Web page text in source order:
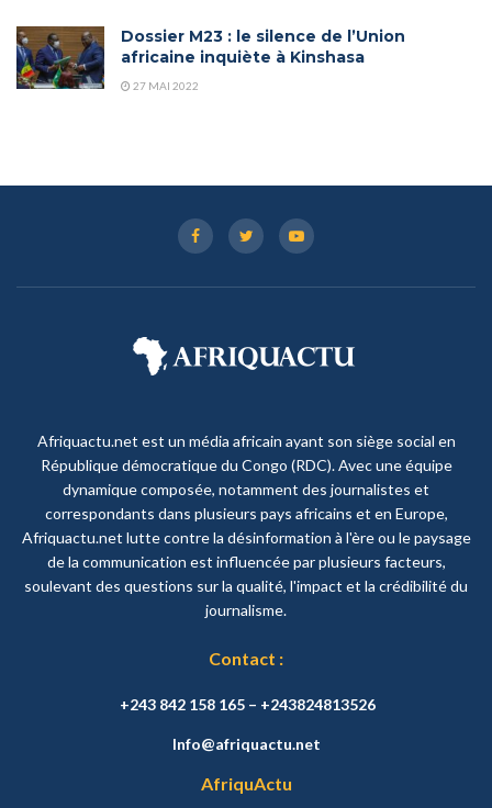
Dossier M23 : le silence de l’Union
africaine inquiète à Kinshasa
27 MAI 2022
Afriquactu.net est un média africain ayant son siège social en
République démocratique du Congo (RDC). Avec une équipe
dynamique composée, notamment des journalistes et
correspondants dans plusieurs pays africains et en Europe,
Afriquactu.net lutte contre la désinformation à l'ère ou le paysage
de la communication est influencée par plusieurs facteurs,
soulevant des questions sur la qualité, l'impact et la crédibilité du
journalisme.
Contact :
+243 842 158 165 – +243824813526
Info@afriquactu.net
AfriquActu